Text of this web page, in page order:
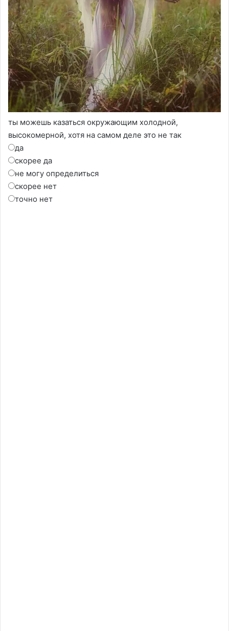
ты можешь казаться окружающим холодной,
высокомерной, хотя на самом деле это не так
да
скорее да
не могу определиться
скорее нет
точно нет